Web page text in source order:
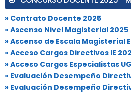
» Contrato Docente 2025
» Ascenso Nivel Magisterial 2025
» Ascenso de Escala Magisterial
» Acceso Cargos Directivos IE
» Acceso Cargos Especialistas
» Evaluación Desempeño
» Evaluación Desempeño